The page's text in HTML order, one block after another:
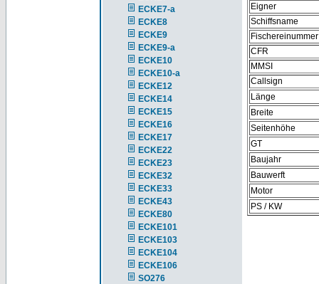
ECKE7-a
ECKE8
ECKE9
ECKE9-a
ECKE10
ECKE10-a
ECKE12
ECKE14
ECKE15
ECKE16
ECKE17
ECKE22
ECKE23
ECKE32
ECKE33
ECKE43
ECKE80
ECKE101
ECKE103
ECKE104
ECKE106
SO276
Eigner
Schiffsname
Fischereinummer
CFR
MMSI
Callsign
Länge
Breite
Seitenhöhe
GT
Baujahr
Bauwerft
Motor
PS / KW